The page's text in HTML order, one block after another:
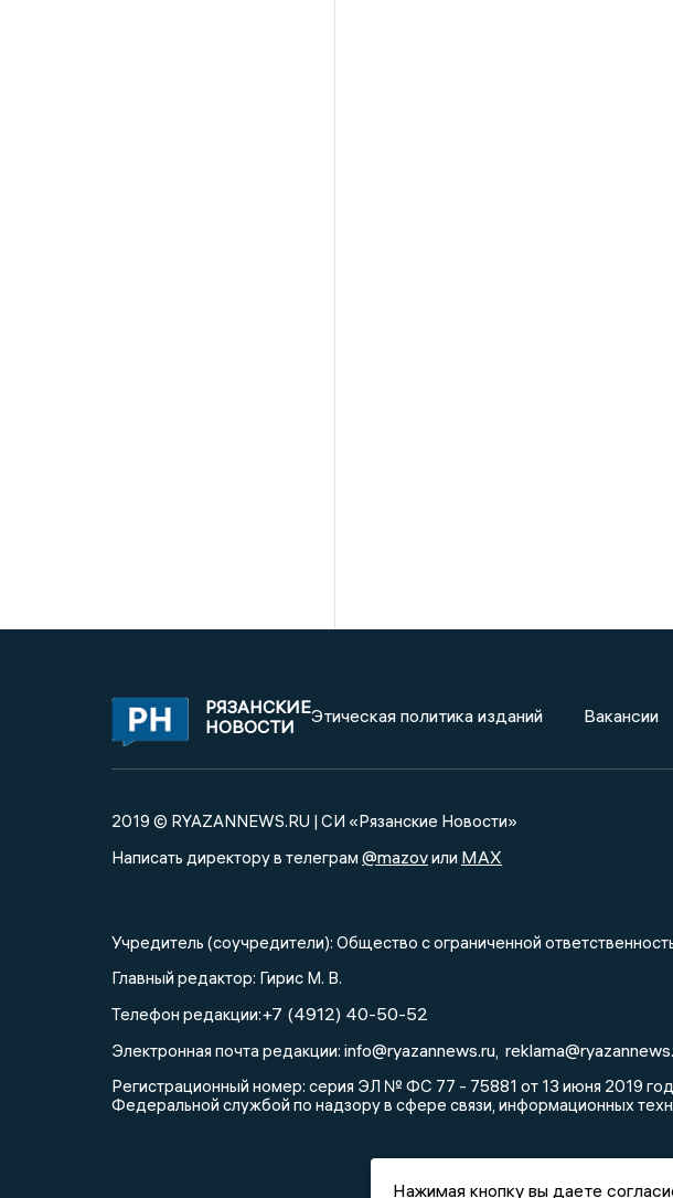
РЯЗАНСКИЕ
НОВОСТИ
Этическая политика изданий Вакансии
2019 © RYAZANNEWS.RU | СИ «Рязанские Новости»
Написать директору в телеграм @mazovили MAX
Учредитель (соучредители): Общество с ограниченной
Главный редактор: Гирис М. В.
Телефон редакции:+7 (4912) 40-50-52
Электронная почта редакции: info@ryazannews.ru
Регистрационный номер: серия ЭЛ № ФС 77 - 75881 от 13 июня 2019
Федеральной службой по надзору в сфере связи, информационных
Нажимая кнопку вы даете